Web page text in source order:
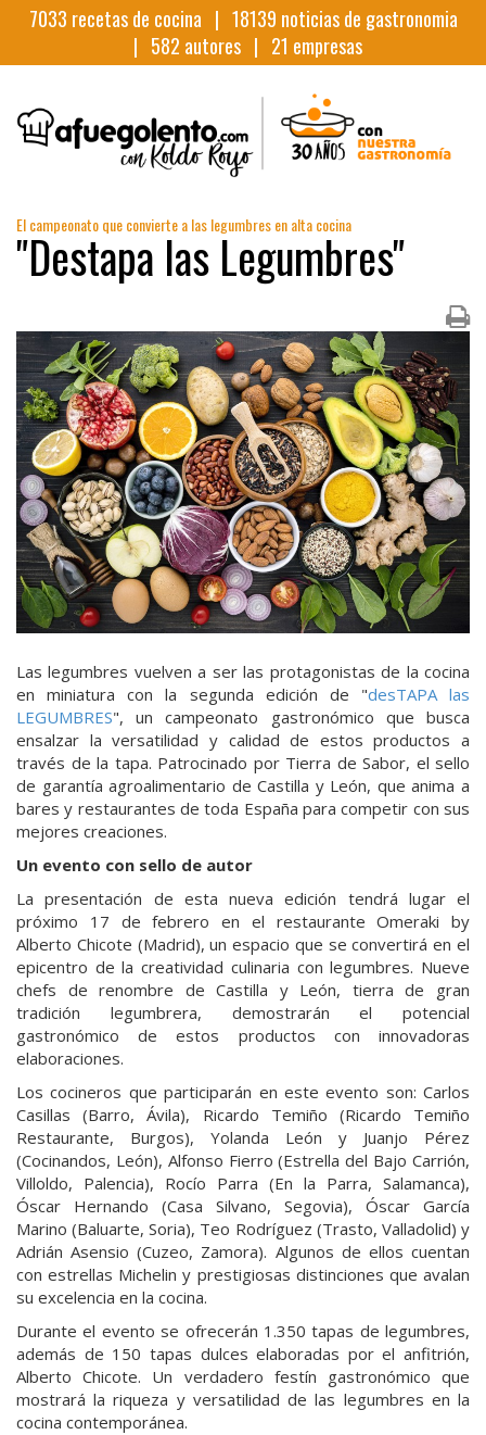
7033 recetas de cocina | 18139 noticias de gastronomia
| 582 autores | 21 empresas
El campeonato que convierte a las legumbres en alta cocina
"Destapa las Legumbres"
Las legumbres vuelven a ser las protagonistas de la cocina
en miniatura con la segunda edición de "desTAPA las
LEGUMBRES", un campeonato gastronómico que busca
ensalzar la versatilidad y calidad de estos productos a
través de la tapa. Patrocinado por Tierra de Sabor, el sello
de garantía agroalimentario de Castilla y León, que anima a
bares y restaurantes de toda España para competir con sus
mejores creaciones.
Un evento con sello de autor
La presentación de esta nueva edición tendrá lugar el
próximo 17 de febrero en el restaurante Omeraki by
Alberto Chicote (Madrid), un espacio que se convertirá en el
epicentro de la creatividad culinaria con legumbres. Nueve
chefs de renombre de Castilla y León, tierra de gran
tradición legumbrera, demostrarán el potencial
gastronómico de estos productos con innovadoras
elaboraciones.
Los cocineros que participarán en este evento son: Carlos
Casillas (Barro, Ávila), Ricardo Temiño (Ricardo Temiño
Restaurante, Burgos), Yolanda León y Juanjo Pérez
(Cocinandos, León), Alfonso Fierro (Estrella del Bajo Carrión,
Villoldo, Palencia), Rocío Parra (En la Parra, Salamanca),
Óscar Hernando (Casa Silvano, Segovia), Óscar García
Marino (Baluarte, Soria), Teo Rodríguez (Trasto, Valladolid) y
Adrián Asensio (Cuzeo, Zamora). Algunos de ellos cuentan
con estrellas Michelin y prestigiosas distinciones que avalan
su excelencia en la cocina.
Durante el evento se ofrecerán 1.350 tapas de legumbres,
además de 150 tapas dulces elaboradas por el anfitrión,
Alberto Chicote. Un verdadero festín gastronómico que
mostrará la riqueza y versatilidad de las legumbres en la
cocina contemporánea.